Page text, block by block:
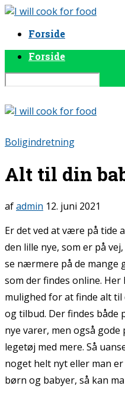
Forside
Forside
Boligindretning
Alt til din
afadmin 12. juni 2021
Er det ved at være på tide
den lille nye, som er på
se nærmere på de mange
som der findes online.
mulighed for at finde alt
og tilbud. Der findes
nye varer, men også
legetøj med mere. Så
noget helt nyt eller man
børn og babyer, så kan